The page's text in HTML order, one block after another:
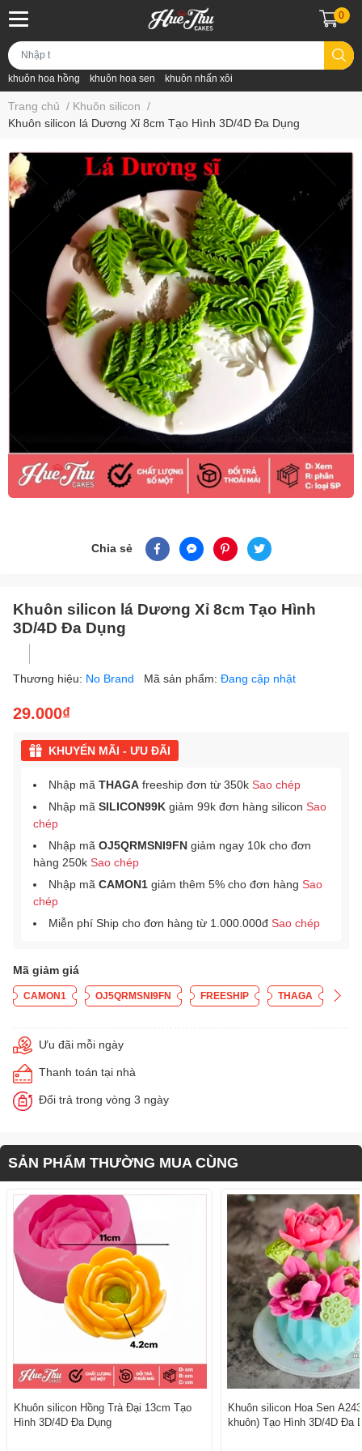
khuôn hoa hồng khuôn hoa sen khuôn nhấn xôi
0
Trang chủ / Khuôn silicon /
Khuôn silicon lá Dương Xỉ 8cm Tạo Hình 3D/4D Đa Dụng
Chia sẻ
Khuôn silicon lá Dương Xỉ 8cm Tạo Hình
3D/4D Đa Dụng
Thương hiệu: No Brand Mã sản phẩm: Đang cập nhật
29.000₫
KHUYẾN MÃI - ƯU ĐÃI
Nhập mã THAGA freeship đơn từ 350k Sao chép
Nhập mã SILICON99K giảm 99k đơn hàng silicon Sao
chép
Nhập mã OJ5QRMSNI9FN giảm ngay 10k cho đơn
hàng 250k Sao chép
Nhập mã CAMON1 giảm thêm 5% cho đơn hàng Sao
chép
Miễn phí Ship cho đơn hàng từ 1.000.000đ Sao chép
Mã giảm giá
CAMON1 OJ5QRMSNI9FN FREESHIP THAGA
Ưu đãi mỗi ngày
Thanh toán tại nhà
Đổi trả trong vòng 3 ngày
SẢN PHẨM THƯỜNG MUA CÙNG
Khuôn silicon Hồng Trà Đại 13cm Tạo
Hình 3D/4D Đa Dụng
Khuôn silicon Hoa Sen
khuôn) Tạo Hình 3D/4D Đa